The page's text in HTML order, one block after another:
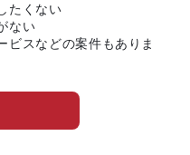
たくない
ない
ビスなどの案件もありま